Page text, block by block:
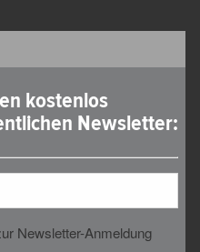
kostenlos
Newsletter:
Newsletter-Anmeldung